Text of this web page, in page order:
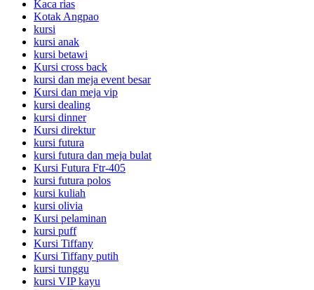
Kaca rias
Kotak Angpao
kursi
kursi anak
kursi betawi
Kursi cross back
kursi dan meja event besar
Kursi dan meja vip
kursi dealing
kursi dinner
Kursi direktur
kursi futura
kursi futura dan meja bulat
Kursi Futura Ftr-405
kursi futura polos
kursi kuliah
kursi olivia
Kursi pelaminan
kursi puff
Kursi Tiffany
Kursi Tiffany putih
kursi tunggu
kursi VIP kayu